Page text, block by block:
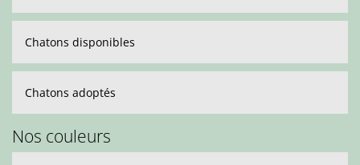
Chatons disponibles
Chatons adoptés
Nos couleurs